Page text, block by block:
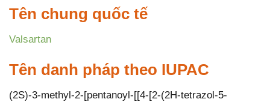
Tên chung quốc tế
Valsartan
Tên danh pháp theo IUPAC
(2S)-3-methyl-2-[pentanoyl-[[4-[2-(2H-tetrazol-5-